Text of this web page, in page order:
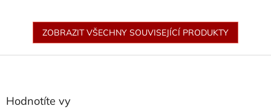
ZOBRAZIT VŠECHNY SOUVISEJÍCÍ PRODUKTY
Hodnotíte vy